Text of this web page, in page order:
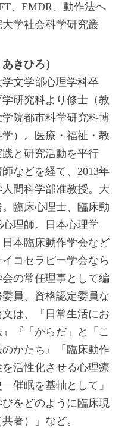
、EMDR、動作法へ
学社会科学研究叢
きひろ）
文学部心理学科卒
研究科より修士（教
院都市科学研究科博
）。医療・福祉・教
と研究活動を平行
などを経て、2013年
間科学部准教授。大
臨床心理士、臨床動
理師。日本心理学
本臨床動作学会など
コセラピー学会なら
の常任理事として編
員、資格認定委員な
は、『日常生活にお
『「からだ」と「こ
かたち』「臨床動作
活性化させる心理療
催眠を基軸として」
びをどのように臨床現
著）」など。